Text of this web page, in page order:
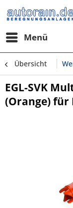
Menü
Übersicht
EGL-SVK
(Orange) für